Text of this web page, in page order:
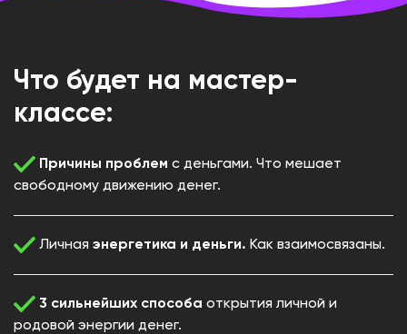
Что будет на мастер-
классе:
Причины проблем с деньгами. Что мешает
свободному движению денег.
Личная энергетика и деньги. Как взаимосвязаны.
3 сильнейших способа открытия личной и
родовой энергии денег.